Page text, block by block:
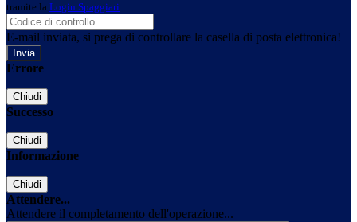
tramite la Login Spaggiari
E-mail inviata, si prega di controllare la casella di posta elettronica!
Errore
Chiudi
Successo
Chiudi
Informazione
Chiudi
Attendere...
Attendere il completamento dell'operazione...